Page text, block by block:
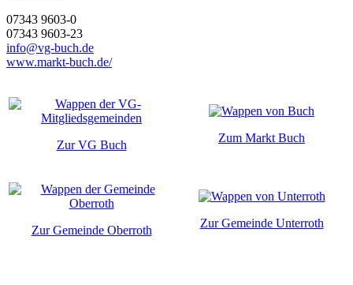
07343 9603-0
07343 9603-23
info@vg-buch.de
www.markt-buch.de/
Zur VG Buch
Zum Markt Buch
Zur Gemeinde Oberroth
Zur Gemeinde Unterroth